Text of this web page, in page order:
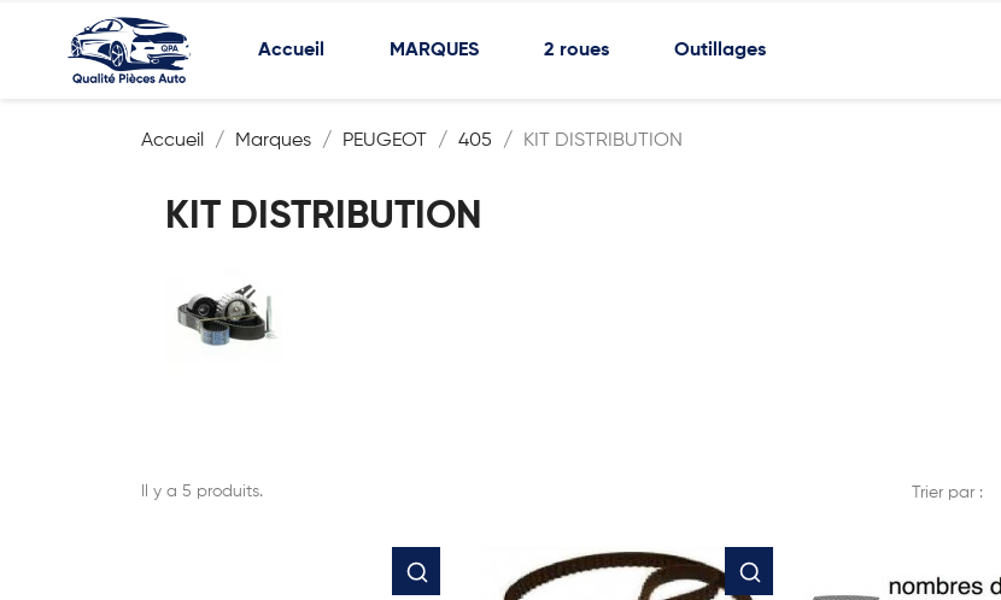
Accueil MARQUES 2 roues Outillages
Accueil Marques PEUGEOT 405 KIT DISTRIBUTION
KIT DISTRIBUTION
Il y a 5 produits. Trier par :